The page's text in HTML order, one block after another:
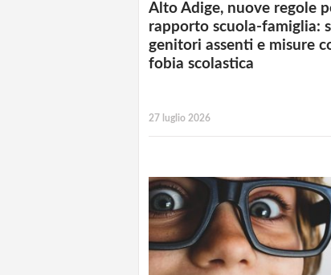
Alto Adige, nuove regole
rapporto scuola-famiglia:
genitori assenti e misure
fobia scolastica
27 luglio 2026